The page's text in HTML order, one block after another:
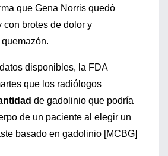
que Gena Norris quedó
con brotes de dolor y
disponibles, la FDA
que los radiólogos
de gadolinio que podría
de un paciente al elegir un
basado en gadolinio [MCBG]